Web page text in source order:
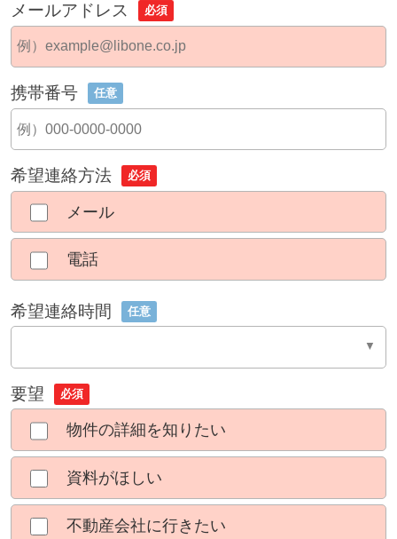
メールアドレス 必須
携帯番号 任意
希望連絡方法 必須
メール
電話
希望連絡時間 任意
要望 必須
物件の詳細を知りたい
資料がほしい
不動産会社に行きたい